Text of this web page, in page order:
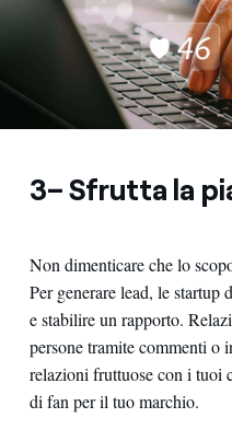
3– Sfrutta la
Non dimenticare che lo
Per generare lead, le startup
e stabilire un rapporto.
persone tramite commenti o
relazioni fruttuose con i tuoi
di fan per il tuo marchio.